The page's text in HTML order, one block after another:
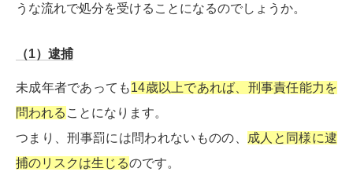
うな流れで処分を受けることになるのでしょうか。
（1）逮捕
未成年者であっても14歳以上であれば、刑事責任能力を
問われる ことになります。
つまり、刑事罰には問われないものの、
成人と同様に逮
捕のリスクは生じるのです。